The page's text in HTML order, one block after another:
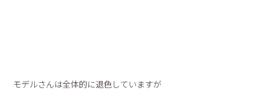
モデルさんは全体的に退色していますが